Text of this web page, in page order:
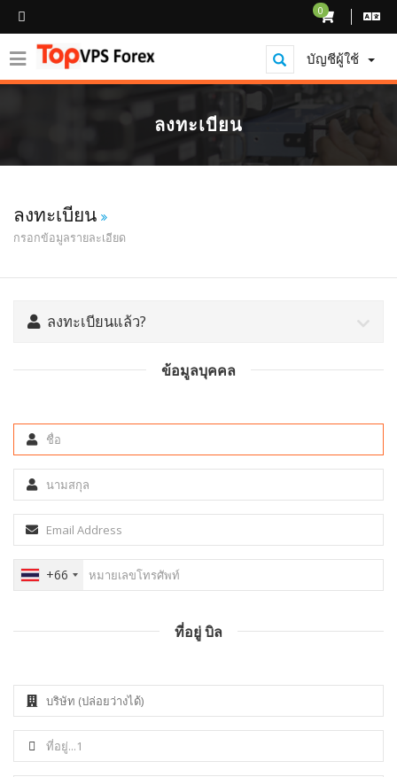
0
บัญชีผู้ใช้
ลงทะเบียน
ลงทะเบียน
กรอกข้อมูลรายละเอียด
ลงทะเบียนแล้ว?
ข้อมูลบุคคล
+66
ที่อยู่ บิล